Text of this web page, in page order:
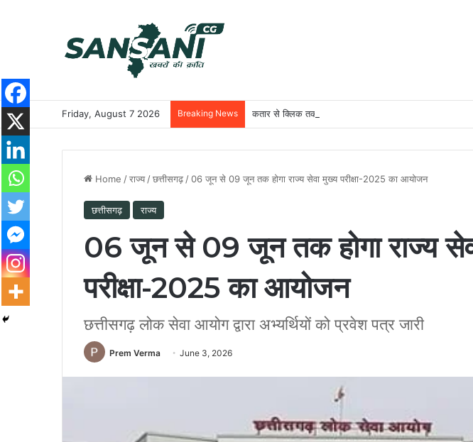
Friday, August 7 2026 Breaking News कतार से क्लिक तक: भारतीय रेलवे में यात्री आरक्षण के चार दशक
Home /राज्य /छत्तीसगढ़ /06 जून से 09 जून तक होगा राज्य सेवा मुख्य परीक्षा-2025 का आयोजन
छत्तीसगढ़ राज्य
06 जून से 09 जून तक होगा राज्य
परीक्षा-2025 का आयोजन
छत्तीसगढ़ लोक सेवा आयोग द्वारा अभ्यर्थियों को प्रवेश पत्र जारी
Prem Verma June 3, 2026